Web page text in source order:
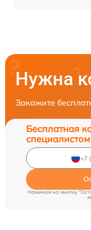
Нужна
Закажите
Бесплатная
специалистом
Нажимая на кнопку